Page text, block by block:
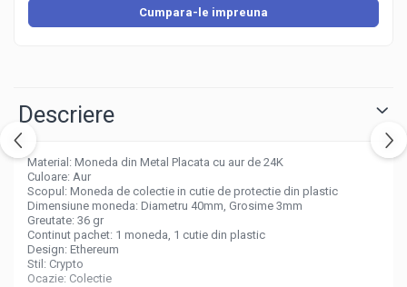
Cumpara-le impreuna
Descriere
Material: Moneda din Metal Placata cu aur de 24K
Culoare: Aur
Scopul: Moneda de colectie in cutie de protectie din plastic
Dimensiune moneda: Diametru 40mm, Grosime 3mm
Greutate: 36 gr
Continut pachet: 1 moneda, 1 cutie din plastic
Design: Ethereum
Stil: Crypto
Ocazie: Colectie